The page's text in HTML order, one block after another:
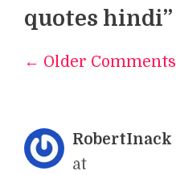
quotes hindi”
Comment
← Older Comments
RobertInack
at